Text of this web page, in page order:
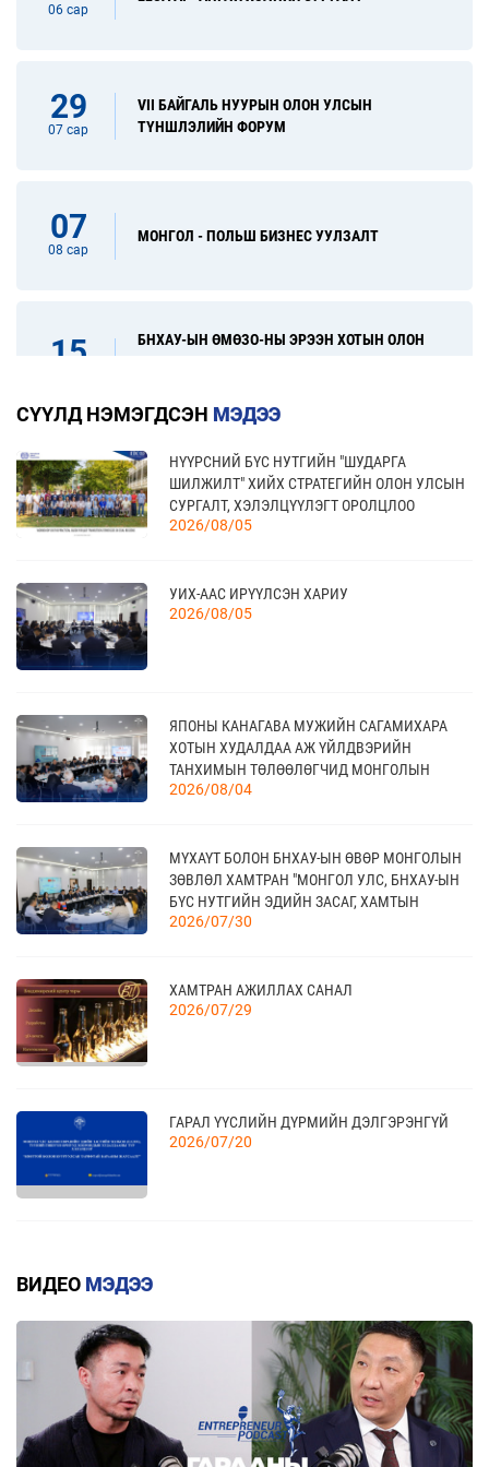
06 сар
29
07 сар
VII БАЙГАЛЬ НУУРЫН ОЛОН УЛСЫН
ТҮНШЛЭЛИЙН ФОРУМ
07
08 сар
МОНГОЛ - ПОЛЬШ БИЗНЕС УУЛЗАЛТ
15
БНХАУ-ЫН ӨМӨЗО-НЫ ЭРЭЭН ХОТЫН ОЛОН
31
08 сар
“FINE FOOD AUSTRALIA 2026” ОЛОН УЛСЫН
ХҮНСНИЙ САЛБАРЫН ҮЗЭСГЭЛЭН
17
09 сар
“УЛААНБААТАР ТҮНШЛЭЛ 2026” ХҮНСНИЙ
САЛБАРЫН ОЛОН УЛСЫН ҮЗЭСГЭЛЭН
18
09 сар
МОНГОЛЫН АРБИТРЫН ӨДӨР - 2026
20
09 сар
КАНАД УЛС - ТОРОНТО ХОТЫН БИЗНЕС АЯЛАЛ
10 сар
04
КАНАД УЛСАД ЗОХИОН БАЙГУУЛАГДАХ
СҮҮЛД НЭМЭГДСЭН МЭДЭЭ
НҮҮРСНИЙ БҮС НУТГИЙН "ШУДАРГА
ШИЛЖИЛТ" ХИЙХ СТРАТЕГИЙН ОЛОН УЛСЫН
СУРГАЛТ, ХЭЛЭЛЦҮҮЛЭГТ ОРОЛЦЛОО
2026/08/05
УИХ-ААС ИРҮҮЛСЭН ХАРИУ
2026/08/05
ЯПОНЫ КАНАГАВА МУЖИЙН САГАМИХАРА
ХОТЫН ХУДАЛДАА АЖ ҮЙЛДВЭРИЙН
ТАНХИМЫН ТӨЛӨӨЛӨГЧИД МОНГОЛЫН
ҮНДЭСНИЙ ХУДАЛДАА АЖ ҮЙЛДВЭРИЙН
2026/08/04
МҮХАҮТ БОЛОН БНХАУ-ЫН ӨВӨР МОНГОЛЫН
ЗӨВЛӨЛ ХАМТРАН "МОНГОЛ УЛС, БНХАУ-ЫН
БҮС НУТГИЙН ЭДИЙН ЗАСАГ, ХАМТЫН
АЖИЛЛАГААНЫ УУЛЗАЛТ"-ЫГ ЗОХИОН
2026/07/30
ХАМТРАН АЖИЛЛАХ САНАЛ
2026/07/29
ГАРАЛ ҮҮСЛИЙН ДҮРМИЙН ДЭЛГЭРЭНГҮЙ
2026/07/20
ЕАЭЗХ, ТҮҮНИЙ ГИШҮҮН ОРНУУДААС МОНГОЛ
УЛС РУУ ХӨНГӨЛТТЭЙ ТАРИФААР
ИМПОРТЛОХ 367 БАРААНЫ ЖАГСААЛТ
2026/07/20
ВИДЕО МЭДЭЭ